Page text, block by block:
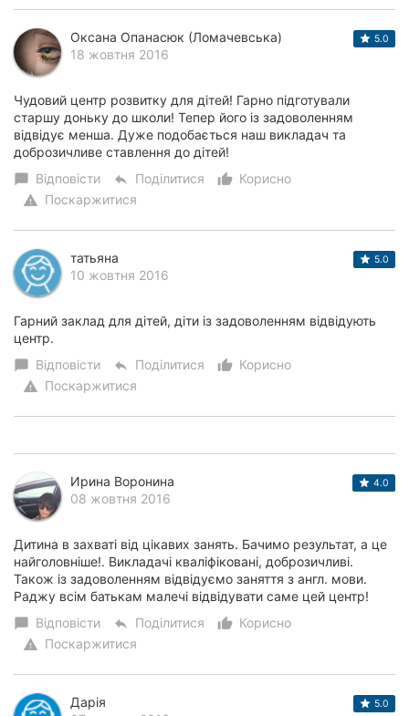
Оксана Опанасюк (Ломачевська)
18 жовтня 2016
5.0
Чудовий центр розвитку для дітей! Гарно підготували
старшу доньку до школи! Тепер його із задоволенням
відвідує менша. Дуже подобається наш викладач та
доброзичливе ставлення до дітей!
chat_bubble Відповісти reply Поділитися thumb_up_alt
Корисно
warning Поскаржитися
татьяна
10 жовтня 2016
5.0
Гарний заклад для дітей, діти із задоволенням відвідують
центр.
chat_bubble Відповісти reply Поділитися thumb_up_alt
Корисно
warning Поскаржитися
Ирина Воронина
08 жовтня 2016
4.0
Дитина в захватi вiд цiкавих занять. Бачимо результат, а це
найголовнiше!. Викладачi квалiфiкованi, доброзичливi.
Також із задоволенням вiдвiдуємо заняття з англ. мови.
Раджу всiм батькам малечi вiдвiдувати саме цей центр!
chat_bubble Відповісти reply Поділитися thumb_up_alt
Корисно
warning Поскаржитися
Дарія
5.0